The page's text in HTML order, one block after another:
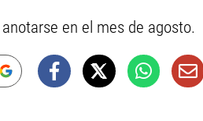
en el mes de agosto.